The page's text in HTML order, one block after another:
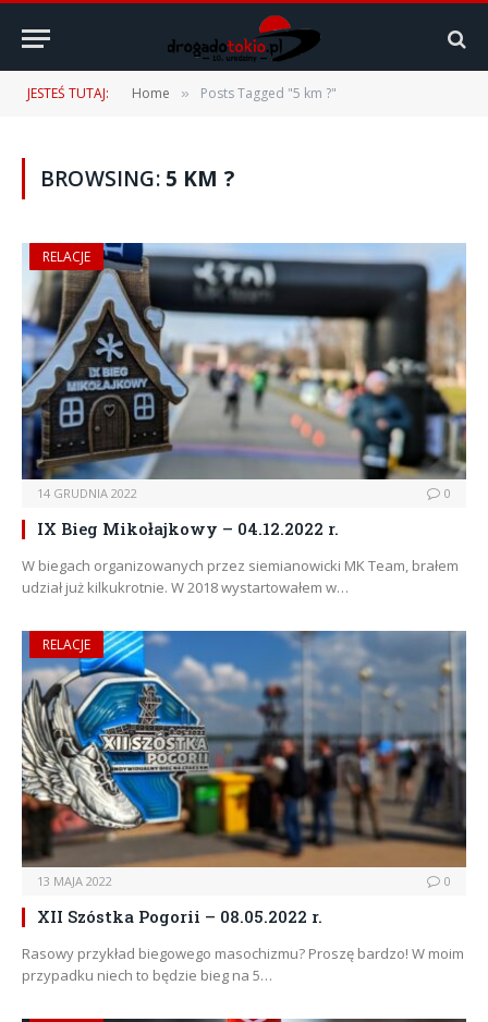
JESTEŚ TUTAJ: Home » Posts Tagged "5 km ?"
BROWSING: 5 KM ?
RELACJE
14 GRUDNIA 2022 0
IX Bieg Mikołajkowy – 04.12.2022 r.
W biegach organizowanych przez siemianowicki MK Team, brałem
udział już kilkukrotnie. W 2018 wystartowałem w…
RELACJE
13 MAJA 2022 0
XII Szóstka Pogorii – 08.05.2022 r.
Rasowy przykład biegowego masochizmu? Proszę bardzo! W moim
przypadku niech to będzie bieg na 5…